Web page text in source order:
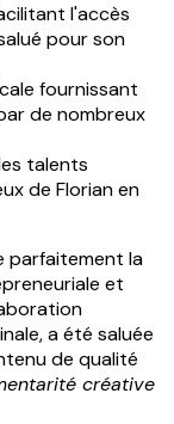
l'accès
pour son
fournissant
de nombreux
talents
de Florian en
parfaitement la
et
a été saluée
de qualité
créative